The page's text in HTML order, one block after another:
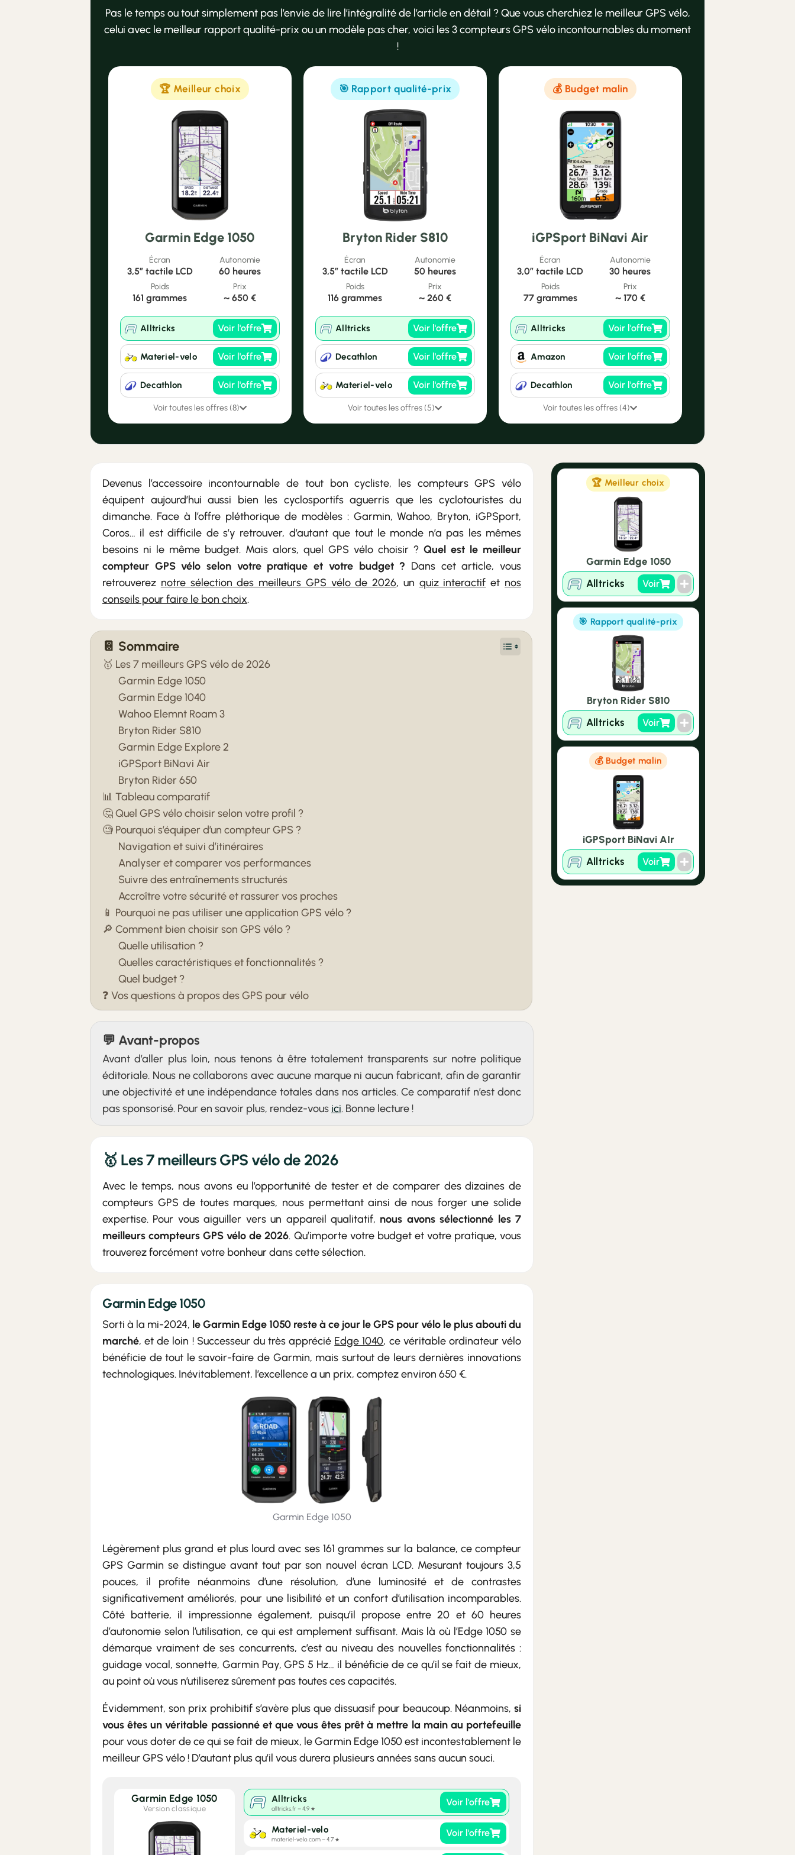
Pas le temps ou tout simplement pas l’envie de lire l’intégralité de l’article en détail ? Que vous cherchiez le meilleur GPS vélo,
celui avec le meilleur rapport qualité-prix ou un modèle pas cher, voici les 3 compteurs GPS vélo incontournables du moment
!
🏆 Meilleur choix
Garmin Edge 1050
Écran
3,5″ tactile LCD
Autonomie
60 heures
Poids
161 grammes
Prix
~ 650 €
Alltricks Voir l'offre
Materiel-velo Voir l'offre
Decathlon Voir l'offre
Voir toutes les offres (8)
🎯 Rapport qualité-prix
Bryton Rider S810
Écran
3,5″ tactile LCD
Autonomie
50 heures
Poids
116 grammes
Prix
~ 260 €
Alltricks Voir l'offre
Decathlon Voir l'offre
Materiel-velo Voir l'offre
Voir toutes les offres (5)
💰 Budget malin
iGPSport BiNavi Air
Écran
3,0″ tactile LCD
Autonomie
30 heures
Poids
77 grammes
Prix
~ 170 €
Alltricks Voir l'offre
Amazon Voir l'offre
Decathlon Voir l'offre
Voir toutes les offres (4)
Devenus l’accessoire incontournable de tout bon cycliste, les compteurs GPS vélo
équipent aujourd’hui aussi bien les cyclosportifs aguerris que les cyclotouristes du
dimanche. Face à l’offre pléthorique de modèles : Garmin, Wahoo, Bryton, iGPSport,
Coros… il est difficile de s’y retrouver, d’autant que tout le monde n’a pas les mêmes
besoins ni le même budget. Mais alors, quel GPS vélo choisir ? Quel est le meilleur
compteur GPS vélo selon votre pratique et votre budget ? Dans cet article, vous
retrouverez notre sélection des meilleurs GPS vélo de 2026, un quiz interactif et nos
conseils pour faire le bon choix.
📔 Sommaire
🥇 Les 7 meilleurs GPS vélo de 2026
Garmin Edge 1050
Garmin Edge 1040
Wahoo Elemnt Roam 3
Bryton Rider S810
Garmin Edge Explore 2
iGPSport BiNavi Air
Bryton Rider 650
📊 Tableau comparatif
🤔 Quel GPS vélo choisir selon votre profil ?
🧐 Pourquoi s’équiper d’un compteur GPS ?
Navigation et suivi d’itinéraires
Analyser et comparer vos performances
Suivre des entraînements structurés
Accroître votre sécurité et rassurer vos proches
📱 Pourquoi ne pas utiliser une application GPS vélo ?
🔎 Comment bien choisir son GPS vélo ?
Quelle utilisation ?
Quelles caractéristiques et fonctionnalités ?
Quel budget ?
❓ Vos questions à propos des GPS pour vélo
💬 Avant-propos
Avant d’aller plus loin, nous tenons à être totalement transparents sur notre politique
éditoriale. Nous ne collaborons avec aucune marque ni aucun fabricant, afin de garantir
une objectivité et une indépendance totales dans nos articles. Ce comparatif n’est donc
pas sponsorisé. Pour en savoir plus, rendez-vous ici. Bonne lecture !
🥇 Les 7 meilleurs GPS vélo de 2026
Avec le temps, nous avons eu l’opportunité de tester et de comparer des dizaines de
compteurs GPS de toutes marques, nous permettant ainsi de nous forger une solide
expertise. Pour vous aiguiller vers un appareil qualitatif, nous avons sélectionné les 7
meilleurs compteurs GPS vélo de 2026. Qu’importe votre budget et votre pratique, vous
trouverez forcément votre bonheur dans cette sélection.
Garmin Edge 1050
Sorti à la mi-2024, le Garmin Edge 1050 reste à ce jour le GPS pour vélo le plus abouti du
marché, et de loin ! Successeur du très apprécié Edge 1040, ce véritable ordinateur vélo
bénéficie de tout le savoir-faire de Garmin, mais surtout de leurs dernières innovations
technologiques. Inévitablement, l’excellence a un prix, comptez environ 650 €.
Garmin Edge 1050
Légèrement plus grand et plus lourd avec ses 161 grammes sur la balance, ce compteur
GPS Garmin se distingue avant tout par son nouvel écran LCD. Mesurant toujours 3,5
pouces, il profite néanmoins d’une résolution, d’une luminosité et de contrastes
significativement améliorés, pour une lisibilité et un confort d’utilisation incomparables.
Côté batterie, il impressionne également, puisqu’il propose entre 20 et 60 heures
d’autonomie selon l’utilisation, ce qui est amplement suffisant. Mais là où l’Edge 1050 se
démarque vraiment de ses concurrents, c’est au niveau des nouvelles fonctionnalités :
guidage vocal, sonnette, Garmin Pay, GPS 5 Hz… il bénéficie de ce qu’il se fait de mieux,
au point où vous n’utiliserez sûrement pas toutes ces capacités.
Évidemment, son prix prohibitif s’avère plus que dissuasif pour beaucoup. Néanmoins, si
vous êtes un véritable passionné et que vous êtes prêt à mettre la main au portefeuille
pour vous doter de ce qui se fait de mieux, le Garmin Edge 1050 est incontestablement le
meilleur GPS vélo ! D’autant plus qu’il vous durera plusieurs années sans aucun souci.
Garmin Edge 1050
Version classique
Alltricks
alltricks.fr – 4.9 ★
Voir l'offre
Materiel-velo
materiel-velo.com – 4.7 ★
Voir l'offre
🏆 Meilleur choix
Garmin Edge 1050
Alltricks
Voir
🎯 Rapport qualité-prix
Bryton Rider S810
Alltricks
Voir
💰 Budget malin
iGPSport BiNavi AIr
Alltricks
Voir